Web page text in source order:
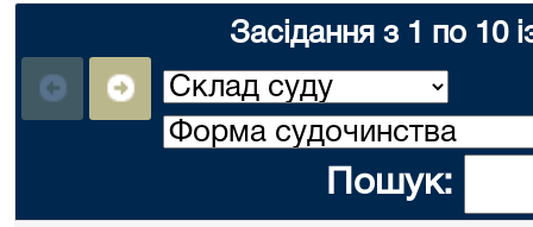
Засідання з 1 по 10
Пошук: